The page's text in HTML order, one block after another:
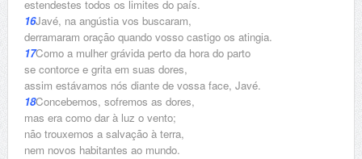
estendestes todos os limites do país.
16Javé, na angústia vos buscaram,
derramaram oração quando vosso castigo os atingia.
17Como a mulher grávida perto da hora do parto
se contorce e grita em suas dores,
assim estávamos nós diante de vossa face, Javé.
18Concebemos, sofremos as dores,
mas era como dar à luz o vento;
não trouxemos a salvação à terra,
nem novos habitantes ao mundo.